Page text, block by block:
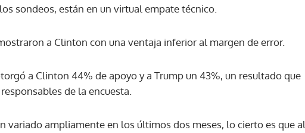
sondeos, están en un virtual empate técnico.
a Clinton con una ventaja inferior al margen de error.
a Clinton 44% de apoyo y a Trump un 43%, un resultado que
de la encuesta.
variado ampliamente en los últimos dos meses, lo cierto es que al